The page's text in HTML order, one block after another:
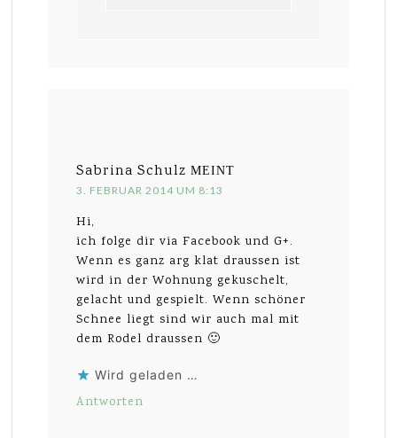
Sabrina Schulz MEINT
3. FEBRUAR 2014 UM 8:13
Hi,
ich folge dir via Facebook und G+.
Wenn es ganz arg klat draussen ist
wird in der Wohnung gekuschelt,
gelacht und gespielt. Wenn schöner
Schnee liegt sind wir auch mal mit
dem Rodel draussen 🙂
Wird geladen …
Antworten